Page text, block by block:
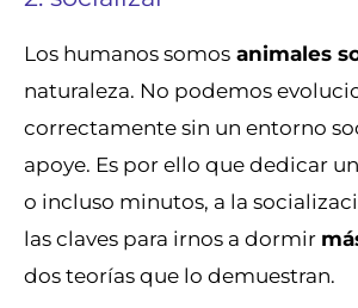
Los humanos somos animales
naturaleza. No podemos
correctamente sin un entorno
apoye. Es por ello que dedicar
o incluso minutos, a la
las claves para irnos a dormir
dos teorías que lo demuestran.